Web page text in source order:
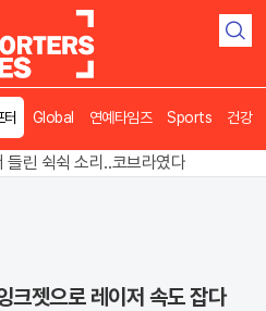
검
Global 연예타임즈 Sports 건강
반전 노려, 2주차 경선 요동
AI 스피커, 조니 아이브 작품
들린 쉭쉭 소리‥코브라였다
크젯으로 레이저 속도 잡다